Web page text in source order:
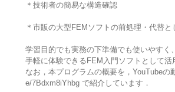
＊技術者の簡易な構造確認
＊市販の大型FEMソフトの前処理・代替と
学習目的でも実務の下準備でも使いやすく
手軽に体験できるFEM入門ソフトとして活
なお，本プログラムの概要を，YouTubeの
e/7Bdxm8iYhbg で紹介しています．